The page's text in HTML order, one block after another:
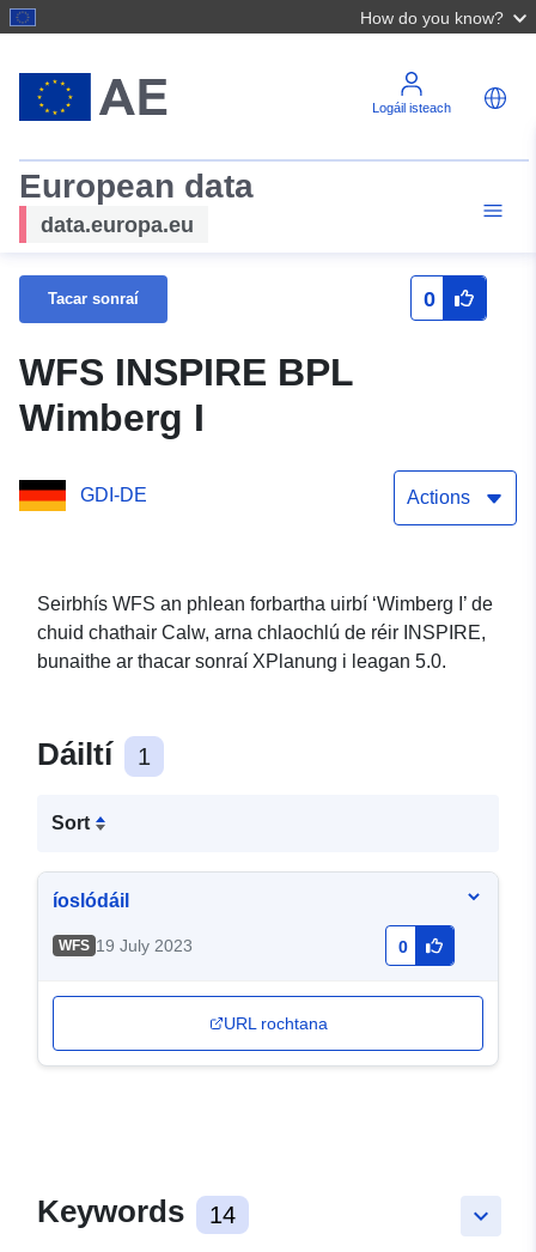
How do you know?
Logáil isteach
European data
data.europa.eu
Tacar sonraí 0
WFS INSPIRE BPL
Wimberg I
GDI-DE Actions
Seirbhís WFS an phlean forbartha uirbí ‘Wimberg I’ de
chuid chathair Calw, arna chlaochlú de réir INSPIRE,
bunaithe ar thacar sonraí XPlanung i leagan 5.0.
Dáiltí 1
Sort
íoslódáil
WFS 19 July 2023 0
URL rochtana
keyboard_arrow_down
Keywords 14